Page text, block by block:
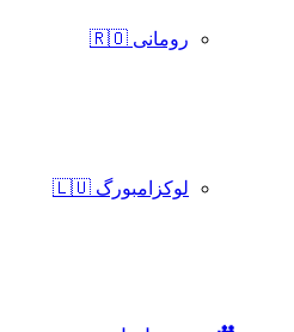
رومانی 🇷🇴
لوکزامبورگ 🇱🇺